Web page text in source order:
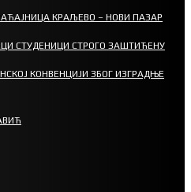
КРАЉЕВО – НОВИ ПАЗАР
СТУДЕНИЦИ СТРОГО ЗАШТИЋЕНУ
КОНВЕНЦИЈИ ЗБОГ ИЗГРАДЊЕ